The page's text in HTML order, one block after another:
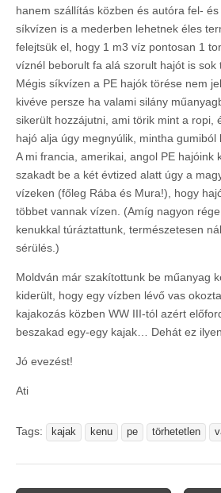
hanem szállítás közben és autóra fel-
síkvízen is a mederben lehetnek éles
felejtsük el, hogy 1 m3 víz pontosan 1
víznél beborult fa alá szorult hajót is sok
Mégis síkvízen a PE hajók törése nem
kivéve persze ha valami silány
sikerült hozzájutni, ami törik mint a ropi,
hajó alja úgy megnyúlik, mintha gumiból
A mi francia, amerikai, angol PE hajóink
szakadt be a két évtized alatt úgy a
vízeken (főleg Rába és Mura!), hogy
többet vannak vízen. (Amíg nagyon
kenukkal túráztattunk, természetesen
sérülés.)
Moldván már szakítottunk be műanyag
kiderült, hogy egy vízben lévő vas
kajakozás közben WW III-tól azért
beszakad egy-egy kajak… Dehát ez
Jó evezést!
Ati
Tags: kajak kenu pe törhetetlen